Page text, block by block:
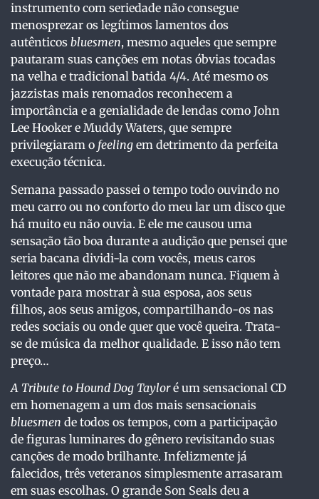
instrumento com seriedade não consegue
menosprezar os legítimos lamentos dos
autênticos bluesmen, mesmo aqueles que sempre
pautaram suas canções em notas óbvias tocadas
na velha e tradicional batida 4/4. Até mesmo os
jazzistas mais renomados reconhecem a
importância e a genialidade de lendas como John
Lee Hooker e Muddy Waters, que sempre
privilegiaram o feeling em detrimento da perfeita
execução técnica.
Semana passado passei o tempo todo ouvindo no
meu carro ou no conforto do meu lar um disco que
há muito eu não ouvia. E ele me causou uma
sensação tão boa durante a audição que pensei que
seria bacana dividi-la com vocês, meus caros
leitores que não me abandonam nunca. Fiquem à
vontade para mostrar à sua esposa, aos seus
filhos, aos seus amigos, compartilhando-os nas
redes sociais ou onde quer que você queira. Trata-
se de música da melhor qualidade. E isso não tem
preço…
A Tribute to Hound Dog Tayloré um sensacional CD
em homenagem a um dos mais sensacionais
bluesmen de todos os tempos, com a participação
de figuras luminares do gênero revisitando suas
canções de modo brilhante. Infelizmente já
falecidos, três veteranos simplesmente arrasaram
em suas escolhas. O grande Son Seals deu a